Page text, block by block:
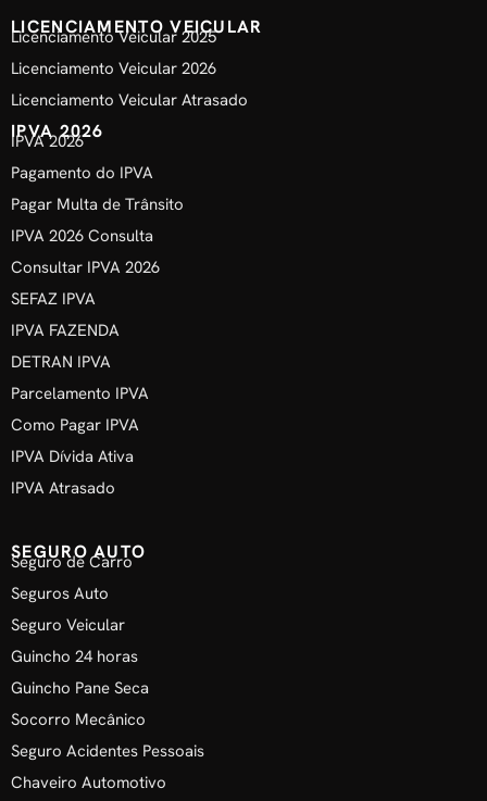
LICENCIAMENTO VEICULAR
Licenciamento Veicular 2025
Licenciamento Veicular 2026
Licenciamento Veicular Atrasado
IPVA 2026
IPVA 2026
Pagamento do IPVA
Pagar Multa de Trânsito
IPVA 2026 Consulta
Consultar IPVA 2026
SEFAZ IPVA
IPVA FAZENDA
DETRAN IPVA
Parcelamento IPVA
Como Pagar IPVA
IPVA Dívida Ativa
IPVA Atrasado
SEGURO AUTO
Seguro de Carro
Seguros Auto
Seguro Veicular
Guincho 24 horas
Guincho Pane Seca
Socorro Mecânico
Seguro Acidentes Pessoais
Chaveiro Automotivo